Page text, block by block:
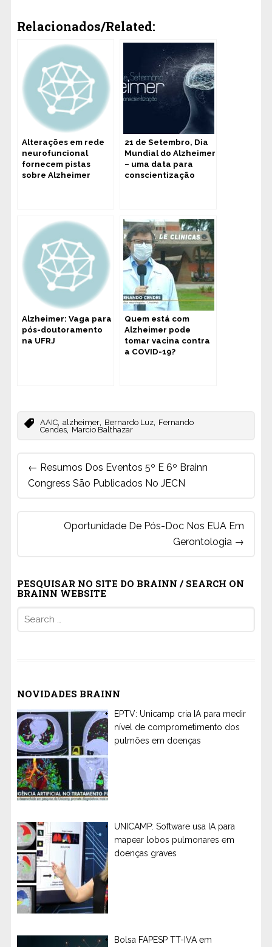
Relacionados/Related:
Alterações em rede
neurofuncional
fornecem pistas
sobre Alzheimer
21 de Setembro, Dia
Mundial do Alzheimer
– uma data para
conscientização
Alzheimer: Vaga para
pós-doutoramento
na UFRJ
Quem está com
Alzheimer pode
tomar vacina contra
a COVID-19?
AAIC, alzheimer, Bernardo Luz, Fernando
Cendes, Marcio Balthazar
Post
navigation
← Resumos Dos Eventos 5º E 6º Brainn
Congress São Publicados No JECN
Oportunidade De Pós-Doc Nos EUA Em
Gerontologia →
PESQUISAR NO SITE DO BRAINN / SEARCH ON
BRAINN WEBSITE
for:
NOVIDADES BRAINN
EPTV: Unicamp cria IA para medir
nível de comprometimento dos
pulmões em doenças
UNICAMP: Software usa IA para
mapear lobos pulmonares em
doenças graves
Bolsa FAPESP TT-IVA em